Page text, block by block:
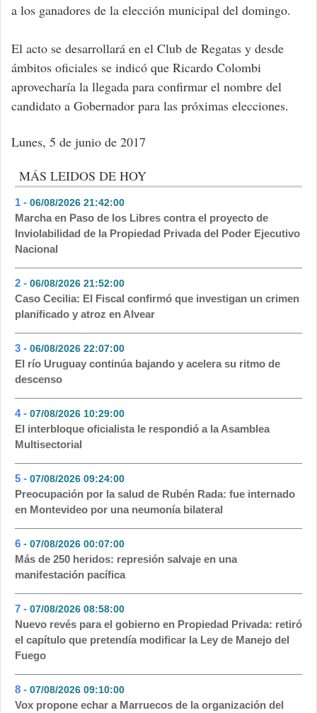
a los ganadores de la elección municipal del domingo.
El acto se desarrollará en el Club de Regatas y desde
ámbitos oficiales se indicó que Ricardo Colombi
aprovecharía la llegada para confirmar el nombre del
candidato a Gobernador para las próximas elecciones.
Lunes, 5 de junio de 2017
MÁS LEIDOS DE HOY
1 - 06/08/2026 21:42:00
Marcha en Paso de los Libres contra el proyecto de
Inviolabilidad de la Propiedad Privada del Poder Ejecutivo
Nacional
2 - 06/08/2026 21:52:00
Caso Cecilia: El Fiscal confirmó que investigan un crimen
planificado y atroz en Alvear
3 - 06/08/2026 22:07:00
El río Uruguay continúa bajando y acelera su ritmo de
descenso
4 - 07/08/2026 10:29:00
El interbloque oficialista le respondió a la Asamblea
Multisectorial
5 - 07/08/2026 09:24:00
Preocupación por la salud de Rubén Rada: fue internado
en Montevideo por una neumonía bilateral
6 - 07/08/2026 00:07:00
Más de 250 heridos: represión salvaje en una
manifestación pacífica
7 - 07/08/2026 08:58:00
Nuevo revés para el gobierno en Propiedad Privada: retiró
el capítulo que pretendía modificar la Ley de Manejo del
Fuego
8 - 07/08/2026 09:10:00
Vox propone echar a Marruecos de la organización del